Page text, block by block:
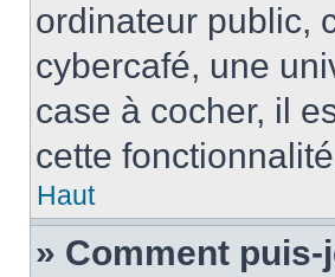
ordinateur public,
cybercafé, une
case à cocher, il
cette
Haut
» Comment puis-